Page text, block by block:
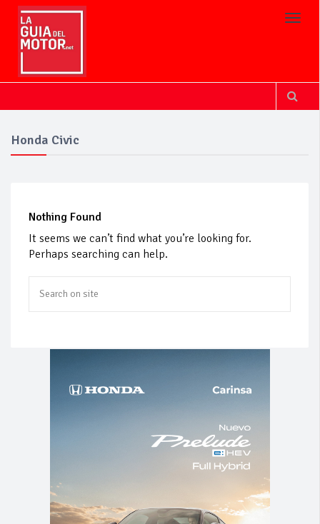
Honda Civic
Nothing Found
It seems we can’t find what you’re looking for.
Perhaps searching can help.